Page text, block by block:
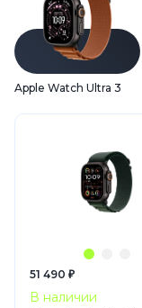
Apple Watch Ultra 3
51 490 ₽
В наличии